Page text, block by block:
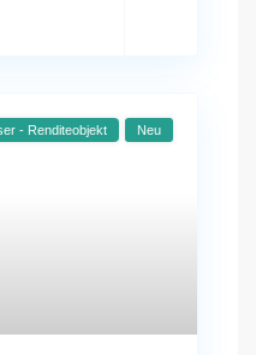
- Renditeobjekt Neu